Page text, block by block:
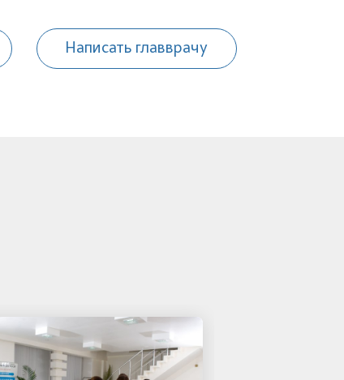
Написать главврачу